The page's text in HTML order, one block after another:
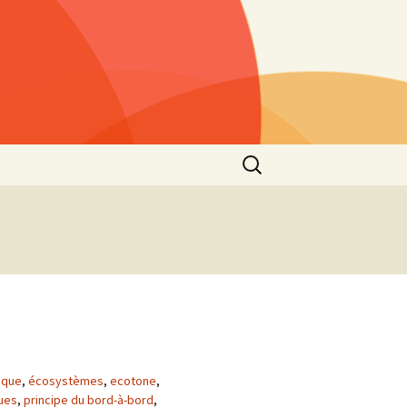
Rechercher :
, écosystèmes, ecotone,
, principe du bord-à-bord,